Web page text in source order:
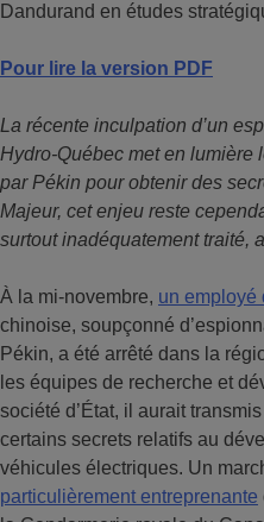
Dandurand en études
Pour lire la version PDF
La récente inculpation d’un
Hydro-Québec met en lumière
par Pékin pour obtenir des
Majeur, cet enjeu reste
surtout inadéquatement traité,
À la mi-novembre, un employé
chinoise, soupçonné
Pékin, a été arrêté dans la
les équipes de recherche et
société d’État, il aurait
certains secrets relatifs au
véhicules électriques. Un
particulièrement entreprenante